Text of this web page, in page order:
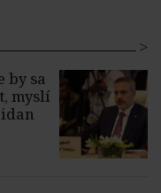
by sa
myslí